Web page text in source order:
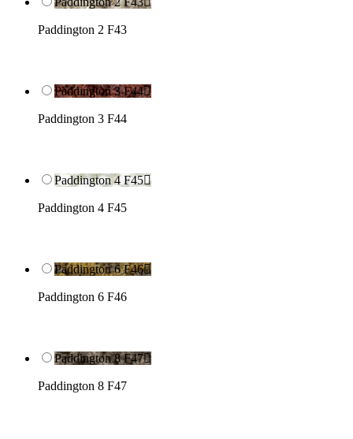
Paddington 2 F43
Paddington 3 F44
Paddington 3 F44
Paddington 4 F45
Paddington 4 F45
Paddington 6 F46
Paddington 6 F46
Paddington 8 F47
Paddington 8 F47